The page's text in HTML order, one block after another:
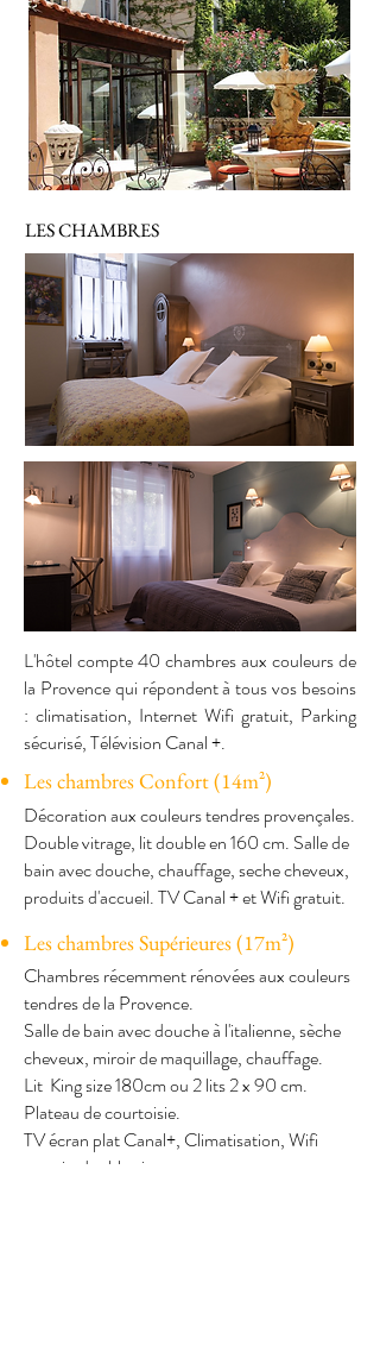
LES CHAMBRES
L'hôtel compte 40 chambres aux couleurs de
la Provence qui répondent à tous vos besoins
: climatisation, Internet Wifi gratuit, Parking
sécurisé, Télévision Canal +.
Les chambres Confort (14m²)
Décoration aux couleurs tendres provençales.
Double vitrage, lit double en 160 cm. Salle de
bain avec douche, chauffage, seche cheveux,
produits d'accueil. TV Canal + et Wifi gratuit.
Les chambres Supérieures (17m²)
Chambres récemment rénovées aux couleurs
tendres de la Provence.
Salle de bain avec douche à l'italienne, sèche
cheveux, miroir de maquillage, chauffage.
Lit King size 180cm ou 2 lits 2 x 90 cm.
Plateau de courtoisie.
TV écran plat Canal+, Climatisation, Wifi
gratuit, double vitrage.